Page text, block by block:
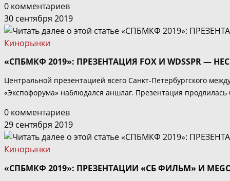
0 комментариев
30 сентября 2019
Кинорынки
«СПБМКФ 2019»: ПРЕЗЕНТАЦИЯ FOX И WDSSPR —
Центральной презентацией всего Санкт-Петербургского
«Экспофорума» наблюдался аншлаг. Презентация продлилась
0 комментариев
29 сентября 2019
Кинорынки
«СПБМКФ 2019»: ПРЕЗЕНТАЦИИ «СБ ФИЛЬМ» И